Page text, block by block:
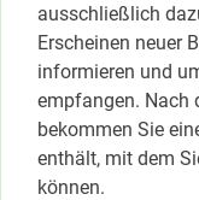
ausschließlich
Erscheinen neuer
informieren und
empfangen. Nach
bekommen Sie
enthält, mit dem
können.